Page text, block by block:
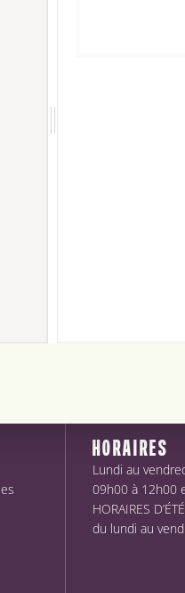
HORAIRES
Lundi au
09h00 à 12h00
HORAIRES
du lundi au